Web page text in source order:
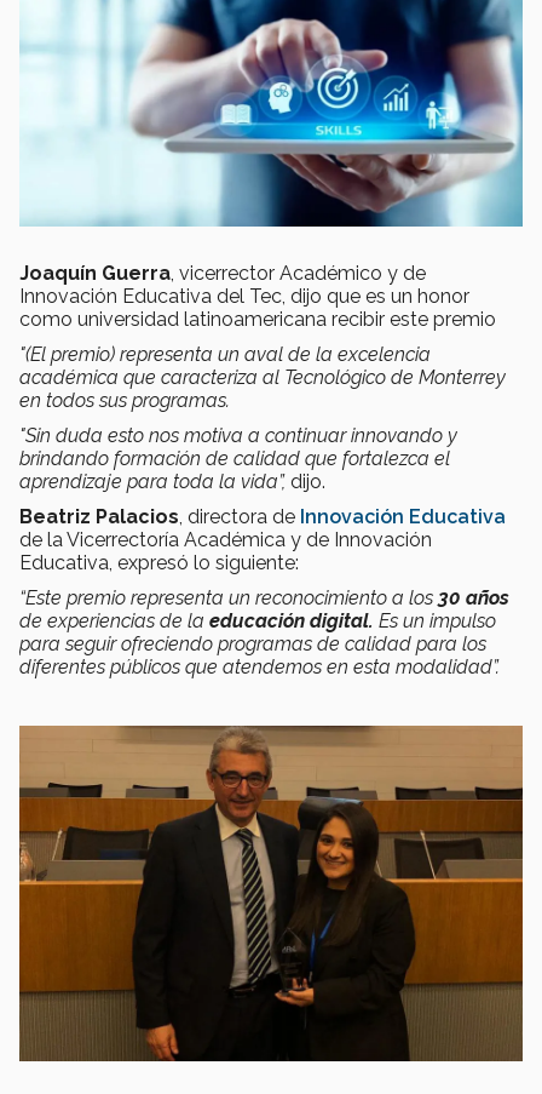
Joaquín Guerra, vicerrector Académico y de
Innovación Educativa del Tec, dijo que es un honor
como universidad latinoamericana recibir este premio
"(El premio) representa un aval de la excelencia
académica que caracteriza al Tecnológico de Monterrey
en todos sus programas.
"Sin duda esto nos motiva a continuar innovando y
brindando formación de calidad que fortalezca el
aprendizaje para toda la vida”, dijo.
Beatriz Palacios, directora de Innovación Educativa
de la Vicerrectoría Académica y de Innovación
Educativa, expresó lo siguiente:
“Este premio representa un reconocimiento a los 30 años
de experiencias de la educación digital. Es un impulso
para seguir ofreciendo programas de calidad para los
diferentes públicos que atendemos en esta modalidad”.